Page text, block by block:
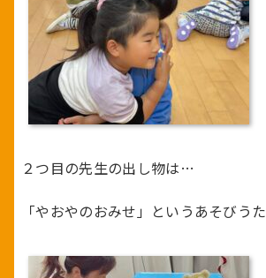
２つ目の先生の出し物は…
「やおやのおみせ」というあそびうた